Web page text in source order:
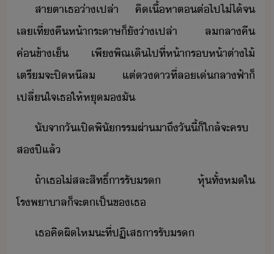
​สาตา​เธ​่าเปล่า​ ​คิ​เื้หา​ต​ต่ไป​ไ่ไ้​จ​
เล​เที่คื​ห้า​ระาษ​็​ั​่าเปล่า​ ​ล​ลาคื​
ค่ข้า​เ็​ ​เพี​พิณ​เิ​ไป​ที่​ห้า​รห้า​ต่า​ไ้​
เตรี​จะ​ปิ​หี​ล​ ​แต่​า​ที่​ล​เ่​ลา​ฟ้า​็​
เปลี่ใจ​เธ​ให้​หุ​​ั​
​ัจา​ั​เปิ​พิัรร​ผ่า​าถึ​ัี้​็​ใล้​จะ​คร​
ส​ปี​แล้​
​ถ้า​เธ​ไ่​สละสิทธิ์​าร​รัร​ ​หุ้​ทั้ห​ใ​
โรพาาล​็​จะ​ตเป็ข​เธ
​เธ​คิผิ​ไห​ะที​่​ปฏิเสธ​าร​รัร​